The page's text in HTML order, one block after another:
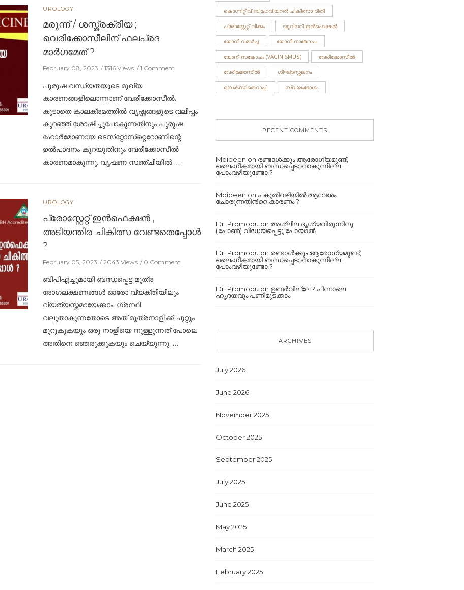
UROLOGY
മരുന്ന് / ശസ്ത്രക്രിയ ;
വെരിക്കോസീലിന് ഫലപ്രദ
മാർഗമേത് ?
February 08, 2023 1316 Views 1 Comment
പുരുഷ വന്ധ്യതയുടെ മുഖ്യ
കാരണങ്ങളിലൊന്നാണ് വേരീക്കോസീൽ.
കൂടാതെ കാലക്രമത്തിൽ വൃഷ്ണങ്ങളുടെ വലിപ്പം
കുറഞ്ഞ് ശോഷിച്ചുപോകുന്നതിനും പുരുഷ
ഹോർമോണായ ടെസ്‌റ്റോസ്‌റ്റെറോണിന്റെ
ഉൽപാദനം കുറയുതിനും വേരീക്കോസീൽ
കാരണമാകുന്നു. വൃഷണ സഞ്ചിയിൽ …
UROLOGY
പ്രോസ്റ്റേറ്റ് ഇൻഫെക്ഷൻ ,
അടിയന്തിര ചികിത്സ വേണ്ടതെപ്പോൾ
?
February 05, 2023 2043 Views 0 Comment
ബിപിഎച്ചുമായി ബന്ധപ്പെട്ട മൂത്ര
രോഗലക്ഷണങ്ങള്‍ ഓരോ വ്യക്തിയിലും
വ്യത്യസ്തമായേക്കാം. ഗ്രന്ഥി
വലുതാകുന്നതോടെ അത് മൂത്രനാളിക്ക് ചുറ്റും
മുറുകുകയും ഒരു നാളിയെ നുള്ളുന്നത് പോലെ
അതിനെ ഞെരുക്കുകയും ചെയ്യുന്നു. …
കൊഗ്നിറ്റീവ് ബിഹേവിയറൽ ചികിത്സാ രീതി
പ്രോസ്റ്റേറ്റ് വീക്കം യൂറിനറി ഇന്‍ഫെക്ഷന്‍
യോനീ വരള്‍ച്ച യോനീ സങ്കോചം
യോനീ സങ്കോചം (VAGINISMUS) വേരിക്കോസീല്‍
വേരീക്കോസീൽ ശീഘ്രസ്ഖലനം
സെക്‌സ് തെറാപ്പി സ്വയംഭോഗം
RECENT COMMENTS
Moideen on രണ്ടാൾക്കും ആരോഗ്യമുണ്ട്,
ലൈംഗീകമായി ബന്ധപ്പെടാനാകുന്നില്ല ;
പോംവഴിയുണ്ടോ ?
Moideen on പകുതിവഴിയില്‍ ആവേശം
ചോരുന്നതിന്‍റെ കാരണം ?
Dr. Promodu on അശ്ലീല ദൃശ്യവിരുന്നിനു
(പോൺ) വിധേയപ്പെട്ടു പോയാൽ
Dr. Promodu on രണ്ടാൾക്കും ആരോഗ്യമുണ്ട്,
ലൈംഗീകമായി ബന്ധപ്പെടാനാകുന്നില്ല ;
പോംവഴിയുണ്ടോ ?
Dr. Promodu on ഉണർവില്ലേ ? പിന്നാലെ
ഹൃദയവും പണിമുടക്കാം
ARCHIVES
July 2026
June 2026
November 2025
October 2025
September 2025
July 2025
June 2025
May 2025
March 2025
February 2025